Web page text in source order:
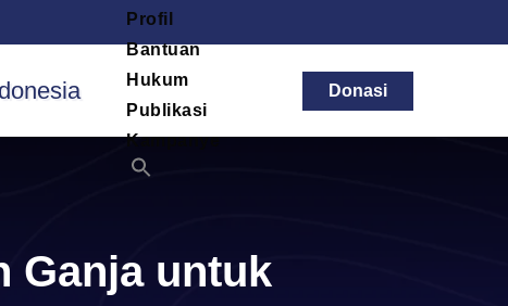
Profil
Bantuan
Hukum
Publikasi
Kampanye
Donasi
Ganja untuk